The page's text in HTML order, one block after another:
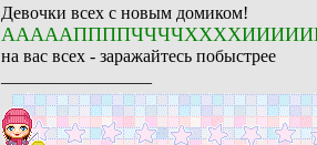
Девочки всех с новым домиком!
на вас всех - заражайтесь побыстрее